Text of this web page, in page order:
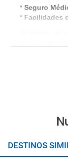
* Seguro
* Facilidades
terrorismo y/o
DESTINOS